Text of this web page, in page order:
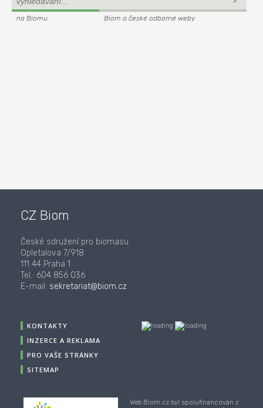
na Biomu Biom a české odborné weby
CZ Biom
České sdružení pro biomasu
Opletalova 7/918
111 44 Praha 1
Tel.: 604 856 036
E-mail: sekretariat@biom.cz
KONTAKTY
INZERCE A REKLAMA
PRO VAŠE STRÁNKY
SITEMAP
Web Biom.cz byl spolufinancován z